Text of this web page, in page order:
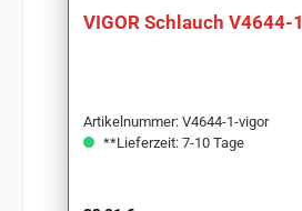
VIGOR Schlauch V4644-1
Artikelnummer: V4644-1-vigor
**Lieferzeit: 7-10 Tage